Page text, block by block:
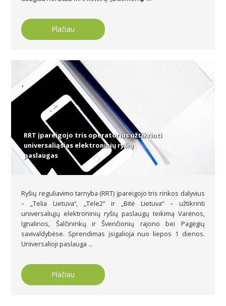
Plačiau
RRT įpareigojo tris operatorius užtikrinti
universaliąsias elektroninių ryšių
paslaugas
Ryšių reguliavimo tarnyba (RRT) įpareigojo tris rinkos dalyvius
– „Telia Lietuva“, „Tele2“ ir „Bitė Lietuva“ – užtikrinti
universaliųjų elektroninių ryšių paslaugų teikimą Varėnos,
Ignalinos, Šalčininkų ir Švenčionių rajono bei Pagėgių
savivaldybėse. Sprendimas įsigalioja nuo liepos 1 dienos.
Universalioji paslauga ...
Plačiau